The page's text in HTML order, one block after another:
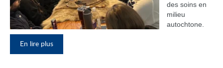
des soins en
milieu
autochtone.
En lire plus